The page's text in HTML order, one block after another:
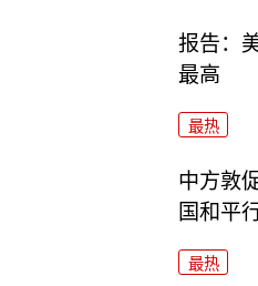
报告：
最高
最热
中方敦
国和平
最热